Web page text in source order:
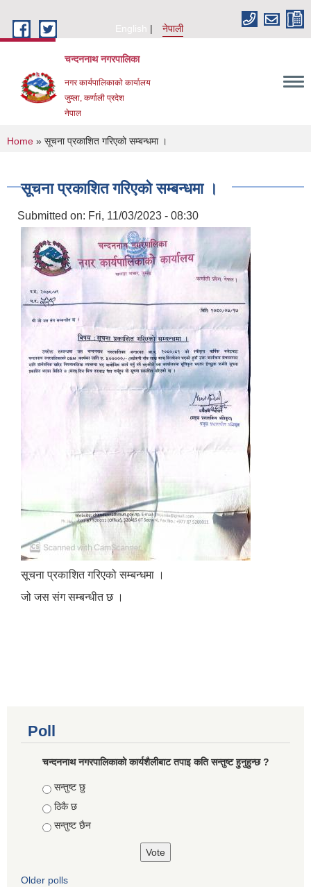
English
नेपाली
चन्दननाथ नगरपालिका
नगर कार्यपालिकाको कार्यालय
जुम्ला, कर्णाली प्रदेश
नेपाल
You are here
Home » सूचना प्रकाशित गरिएको सम्बन्धमा ।
सूचना प्रकाशित गरिएको सम्बन्धमा ।
Submitted on: Fri, 11/03/2023 - 08:30
सूचना प्रकाशित गरिएको सम्बन्धमा ।
जो जस संग सम्बन्धीत छ ।
Poll
चन्दननाथ नगरपालिकाको कार्यशैलीबाट तपाइ कति सन्तुष्ट हुनुहुन्छ ?
Choices
सन्तुष्ट छु
ठिकै छ
सन्तुष्ट छैन
Older polls